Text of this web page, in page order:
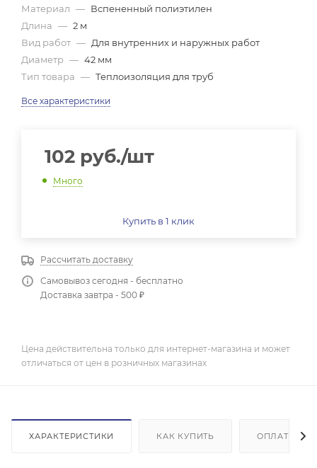
Материал — Вспененный полиэтилен
Длина — 2 м
Вид работ — Для внутренних и наружных работ
Диаметр — 42 мм
Тип товара — Теплоизоляция для труб
Все характеристики
102 руб./шт
Много
Купить в 1 клик
Рассчитать доставку
Самовывоз сегодня - бесплатно
Доставка завтра - 500 ₽
Цена действительна только для интернет-магазина и может
отличаться от цен в розничных магазинах
ХАРАКТЕРИСТИКИ КАК КУПИТЬ ОПЛАТА